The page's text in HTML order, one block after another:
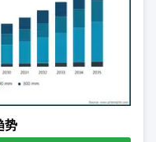
势